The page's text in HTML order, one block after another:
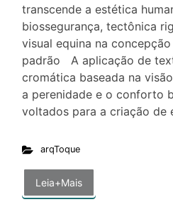
transcende a estética
biossegurança, tectônica
visual equina na
padrão A aplicação de
cromática baseada na
a perenidade e o conforto
voltados para a criação de
arqToque
Leia+Mais